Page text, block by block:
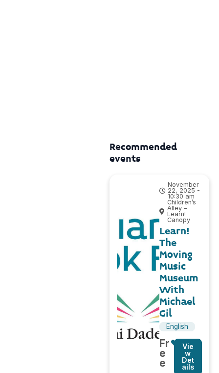
Recommended
events
November
22, 2025 -
10:30 am
Children’s
Alley –
Learn!
Canopy
Learn!
The
Moving
Music
Museum
With
Michael
Gil
English
Fr
e
e
Vie
w
Det
ails